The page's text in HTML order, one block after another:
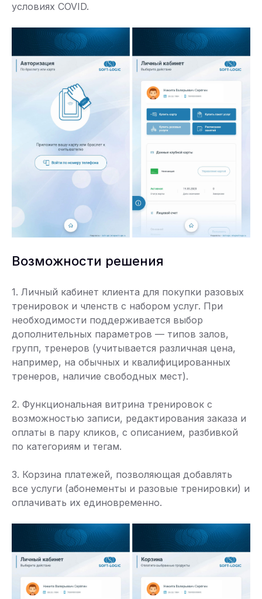
условиях COVID.
Возможности решения
1. Личный кабинет клиента для покупки разовых
тренировок и членств с набором услуг. При
необходимости поддерживается выбор
дополнительных параметров — типов залов,
групп, тренеров (учитывается различная цена,
например, на обычных и квалифицированных
тренеров, наличие свободных мест).
2. Функциональная витрина тренировок с
возможностью записи, редактирования заказа и
оплаты в пару кликов, с описанием, разбивкой
по категориям и тегам.
3. Корзина платежей, позволяющая добавлять
все услуги (абонементы и разовые тренировки) и
оплачивать их единовременно.